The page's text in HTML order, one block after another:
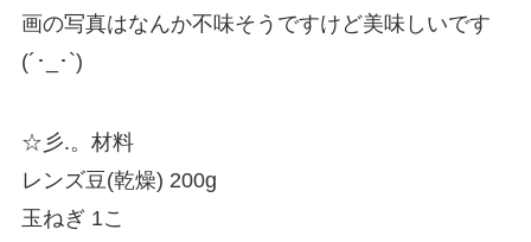
画の写真はなんか不味そうですけど美味しいです
(´･_･`)
☆彡.。材料
レンズ豆(乾燥) 200g
玉ねぎ 1こ